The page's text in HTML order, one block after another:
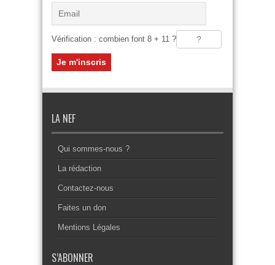
Vérification : combien font 8 + 11 ?
LA NEF
Qui sommes-nous ?
La rédaction
Contactez-nous
Faites un don
Mentions Légales
S’ABONNER